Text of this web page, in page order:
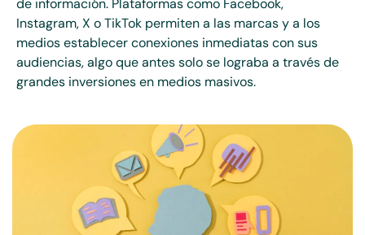
Instagram, X o TikTok permiten a las marcas y a los
medios establecer conexiones inmediatas con sus
audiencias, algo que antes solo se lograba a través de
grandes inversiones en medios masivos.